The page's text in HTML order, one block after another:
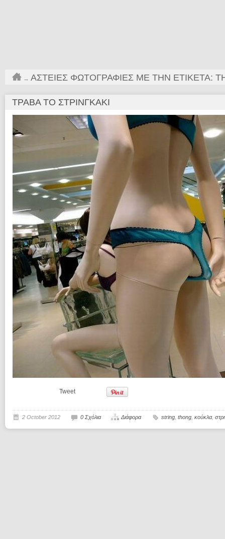
→ ΑΣΤΕΊΕΣ ΦΩΤΟΓΡΑΦΊΕΣ ΜΕ ΤΗΝ ΕΤΙΚΈΤΑ:
ΤΡΆΒΑ ΤΟ ΣΤΡΙΝΓΚΆΚΙ
Tweet
2 October 2012 0 Σχόλια Διάφορα string thong κούκλα,